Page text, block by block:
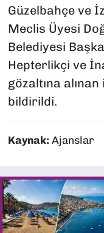
Güzelbahçe ve
Meclis Üyesi
Belediyesi
Hepterlikçi ve
gözaltına
bildirildi.
Kaynak: Ajanslar